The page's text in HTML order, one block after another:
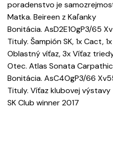
poradenstvo je
Matka. Beireen z Kaľanky
Bonitácia. AsD2E1OgP3/65
Tituly. Šampión SK, 1x Cact,
Oblastný víťaz, 3x Víťaz
Otec. Atlas Sonata
Bonitácia. AsC4OgP3/66
Tituly. Víťaz klubovej výstavy
SK Club winner 2017